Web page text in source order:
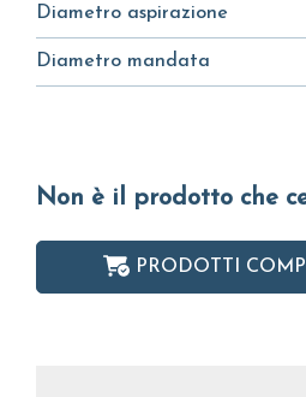
Diametro aspirazione
Diametro mandata
Non è il prodotto che
PRODOTTI